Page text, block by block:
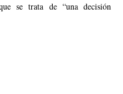
se trata de “una decisión